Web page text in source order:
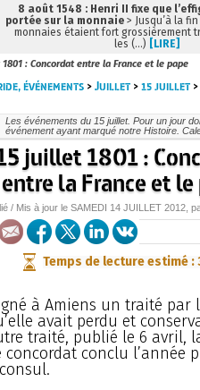
: Concordat entre la France et le pape
événements >Juillet >15 juillet
Les événements du 15 juillet. Pour un jour
événement ayant marqué notre Histoire.
juillet 1801 :
entre la France et le
/ Mis à jour le SAMEDI 14 JUILLET 2012 ,
Temps de lecture estimé :
à Amiens un traité par
avait perdu et
traité, publié le 6 avril,
conclu l’année
8 août 1548 : Henri II fixe que
portée sur la monnaie > Jusqu’à la
monnaies étaient fort grossièrement
les (…) [LIRE]